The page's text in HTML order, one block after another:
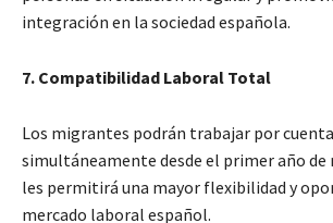
integración en la sociedad española.
7. Compatibilidad Laboral Total
Los migrantes podrán trabajar por
simultáneamente desde el primer año de
les permitirá una mayor flexibilidad y
mercado laboral español.